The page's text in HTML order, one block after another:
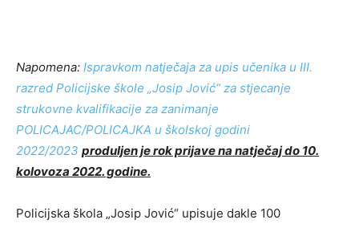
Napomena: Ispravkom natječaja za upis učenika u III.
razred Policijske škole „Josip Jović“ za stjecanje
strukovne kvalifikacije za zanimanje
POLICAJAC/POLICAJKA u školskoj godini
2022/2023 produljen je rok prijave na natječaj do 10.
kolovoza 2022. godine.
Policijska škola „Josip Jović“ upisuje dakle 100